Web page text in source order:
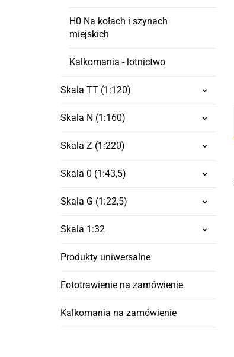
H0 Na kołach i szynach
miejskich
Kalkomania - lotnictwo
Skala TT (1:120)
Skala N (1:160)
Skala Z (1:220)
Skala 0 (1:43,5)
Skala G (1:22,5)
Skala 1:32
Produkty uniwersalne
Fototrawienie na zamówienie
Kalkomania na zamówienie